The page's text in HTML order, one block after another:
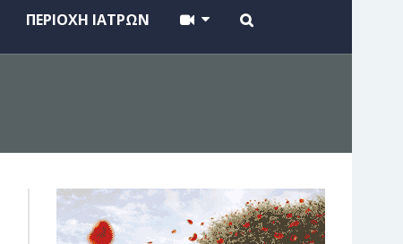
ΠΕΡΙΟΧΗ ΙΑΤΡΩΝ